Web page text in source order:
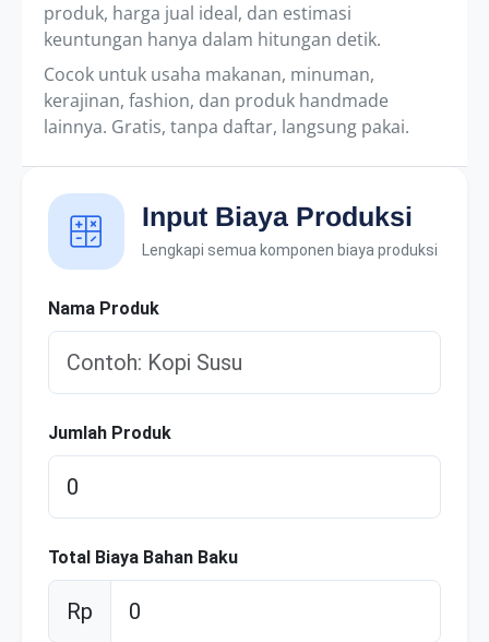
produk, harga jual ideal, dan estimasi
keuntungan hanya dalam hitungan detik.
Cocok untuk usaha makanan, minuman,
kerajinan, fashion, dan produk handmade
lainnya. Gratis, tanpa daftar, langsung pakai.
Input Biaya Produksi
Lengkapi semua komponen biaya produksi
Nama Produk
Jumlah Produk
Total Biaya Bahan Baku
Rp